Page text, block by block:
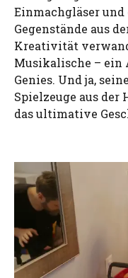
Einmachgläser
Gegenstände aus
Kreativität
Musikalische – ein
Genies. Und ja,
Spielzeuge aus
das ultimative